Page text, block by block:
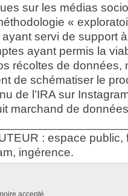
sur les médias
«
servi de support
ayant permis la
récoltes de données,
de schématiser le
de l’IRA sur
marchand de
: espace
ingérence.
accepté